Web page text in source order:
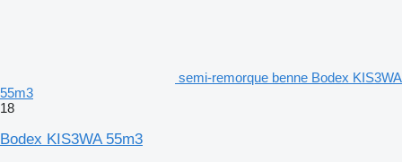
semi-remorque benne Bodex KIS3WA
55m3
18
Bodex KIS3WA 55m3